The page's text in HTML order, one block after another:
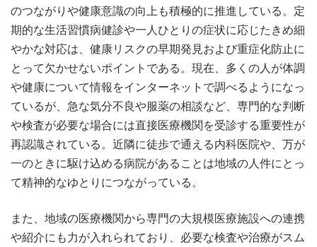
のつながりや健康意識の向上も積極的に推進している。定
期的な生活習慣病健診や一人ひとりの症状に応じたきめ細
やかな対応は、健康リスクの早期発見および重症化防止に
とって欠かせないポイントである。現在、多くの人が体調
や健康について情報をインターネットで調べるようになっ
ているが、急な気分不良や服薬の相談など、専門的な判断
や検査が必要な場合には直接医療機関を受診する重要性が
再認識されている。近隣に徒歩で通える内科医院や、万が
一のときに駆け込める病院があることは地域の人件にとっ
て精神的なゆとりにつながっている。
また、地域の医療機関から専門の大規模医療施設への連携
や紹介にも力が入れられており、必要な検査や治療がスム